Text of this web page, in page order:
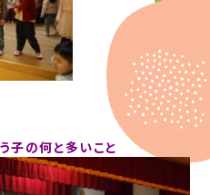
子の何と多いこと